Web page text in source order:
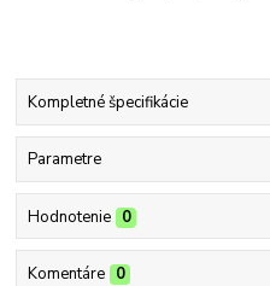
Kompletné špecifikácie
Parametre
Hodnotenie 0
Komentáre 0